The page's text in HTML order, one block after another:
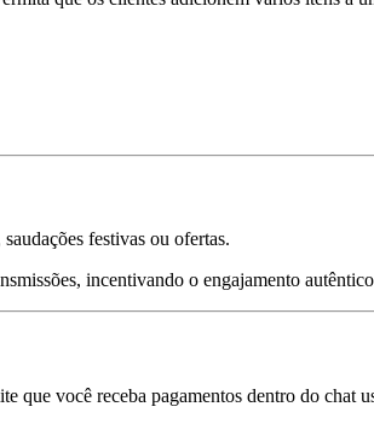
festivas ou ofertas.
incentivando o engajamento
que você receba pagamentos dentro do chat